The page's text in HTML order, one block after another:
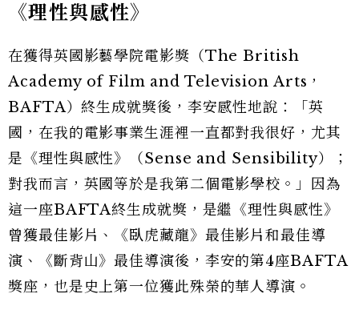
《理性與感性》
在獲得英國影藝學院電影獎（The British
Academy of Film and Television Arts，
BAFTA）終生成就獎後，李安感性地說：「英
國，在我的電影事業生涯裡一直都對我很好，尤其
是《理性與感性》（Sense and Sensibility）；
對我而言，英國等於是我第二個電影學校。」因為
這一座BAFTA終生成就獎，是繼《理性與感性》
曾獲最佳影片、《臥虎藏龍》最佳影片和最佳導
演、《斷背山》最佳導演後，李安的第4座BAFTA
獎座，也是史上第一位獲此殊榮的華人導演。